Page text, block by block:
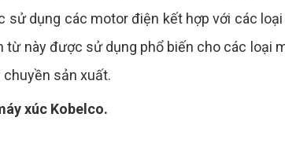
dụng các motor điện kết hợp với các
này được sử dụng phổ biến cho các loại
chuyền sản xuất.
xúc Kobelco.